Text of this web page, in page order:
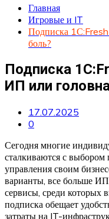
Главная
Игровые и IT
Подписка
боль?
Подписка
ИП или
17.07.2025
0
Сегодня многие
сталкиваются с выбором
управления своим
варианты, все больше
сервисы, среди которых
подписка обещает
затраты на IT-